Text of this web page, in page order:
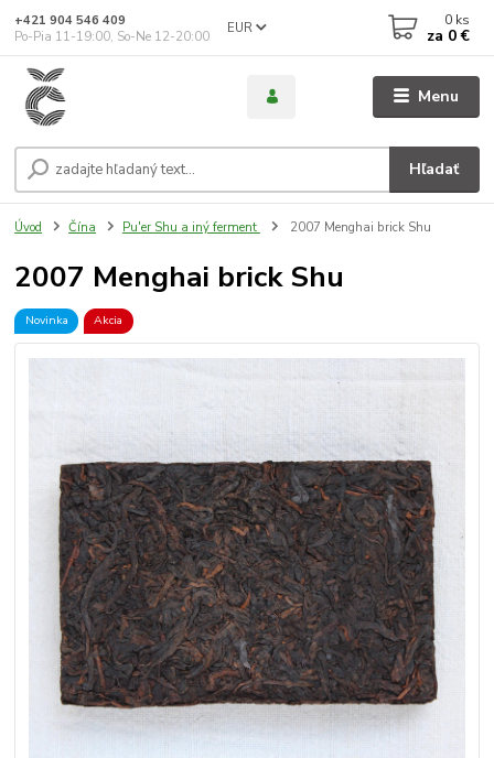
Menu
EUR
Hľadať
+421 904 546 409
Po-Pia 11-19:00, So-Ne 12-20:00
0 ks
za 0 €
Úvod Čína Pu'er Shu a iný ferment 2007 Menghai brick Shu
2007 Menghai brick Shu
Novinka Akcia